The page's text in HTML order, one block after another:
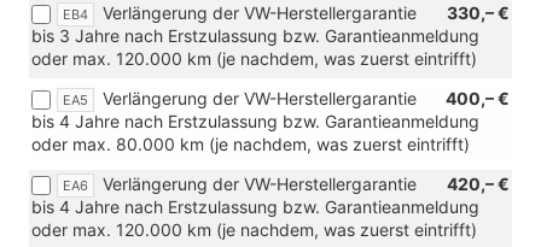
EB4 330,– €
Verlängerung der VW-Herstellergarantie
bis 3 Jahre nach Erstzulassung bzw. Garantieanmeldung
oder max. 120.000 km (je nachdem, was zuerst eintrifft)
EA5 400,– €
Verlängerung der VW-Herstellergarantie
bis 4 Jahre nach Erstzulassung bzw. Garantieanmeldung
oder max. 80.000 km (je nachdem, was zuerst eintrifft)
EA6 420,– €
Verlängerung der VW-Herstellergarantie
bis 4 Jahre nach Erstzulassung bzw. Garantieanmeldung
oder max. 120.000 km (je nachdem, was zuerst eintrifft)